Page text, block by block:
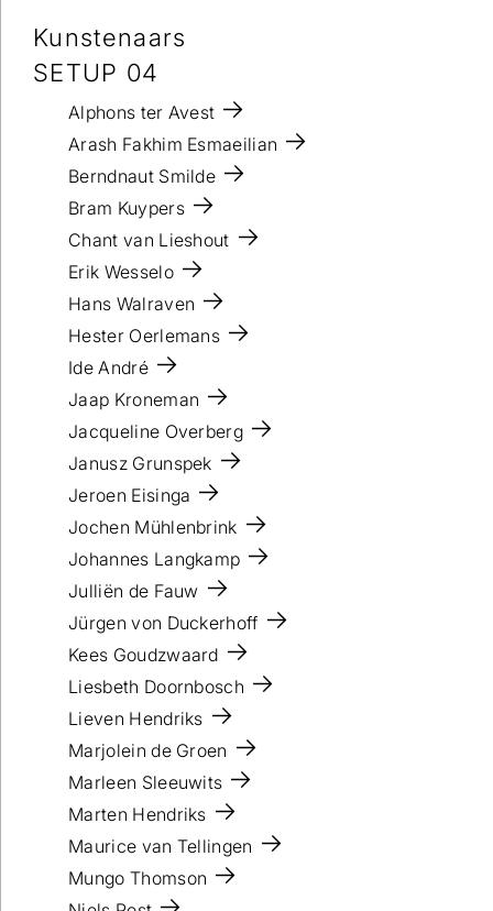
Kunstenaars
SETUP 04
Alphons ter Avest
Arash Fakhim Esmaeilian
Berndnaut Smilde
Bram Kuypers
Chant van Lieshout
Erik Wesselo
Hans Walraven
Hester Oerlemans
Ide André
Jaap Kroneman
Jacqueline Overberg
Janusz Grunspek
Jeroen Eisinga
Jochen Mühlenbrink
Johannes Langkamp
Julliën de Fauw
Jürgen von Duckerhoff
Kees Goudzwaard
Liesbeth Doornbosch
Lieven Hendriks
Marjolein de Groen
Marleen Sleeuwits
Marten Hendriks
Maurice van Tellingen
Mungo Thomson